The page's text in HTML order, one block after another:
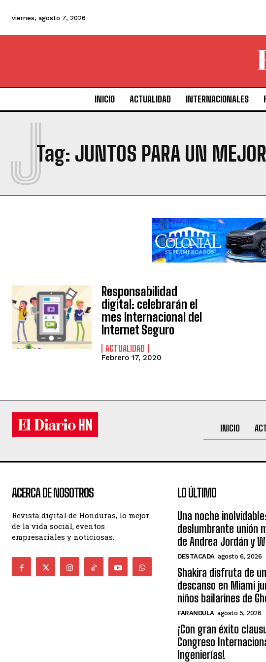
viernes, agosto 7, 2026
INICIO ACTUALIDAD INTERNACIONALES
Tag: JUNTOS PARA UN
J
Responsabilidad
digital: celebrarán el
mes Internacional del
Internet Seguro
ACTUALIDAD
Febrero 17, 2020
INICIO
ACERCA DE NOSOTROS
Revista digital de Honduras, lo mejor
de la vida social, eventos
empresariales y noticiosas.
LO ÚLTIMO
Una noche
deslumbrante unión
de Andrea Jordán y
DESTACADA agosto 6, 2026
Shakira disfruta de
descanso en Miami
niños bailarines de
FARANDULA agosto 5, 2026
¡Con gran éxito
Congreso
Ingenierías!